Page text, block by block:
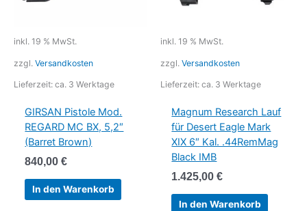
inkl. 19 % MwSt.
zzgl. Versandkosten
Lieferzeit: ca. 3 Werktage
GIRSAN Pistole Mod.
REGARD MC BX, 5,2″
(Barret Brown)
840,00€
In den Warenkorb
inkl. 19 % MwSt.
zzgl. Versandkosten
Lieferzeit: ca. 3 Werktage
Magnum Research Lauf
für Desert Eagle Mark
XIX 6″ Kal. .44RemMag
Black IMB
1.425,00€
In den Warenkorb